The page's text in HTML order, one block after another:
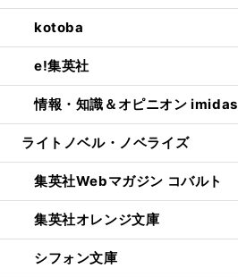
kotoba
e!集英社
情報・知識＆オピニオン imidas
ライトノベル・ノベライズ
集英社Webマガジン コバルト
集英社オレンジ文庫
シフォン文庫